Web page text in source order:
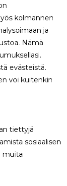
kolmannen
ja
Nämä
evästeistä.
voi kuitenkin
tiettyjä
sosiaalisen
muita